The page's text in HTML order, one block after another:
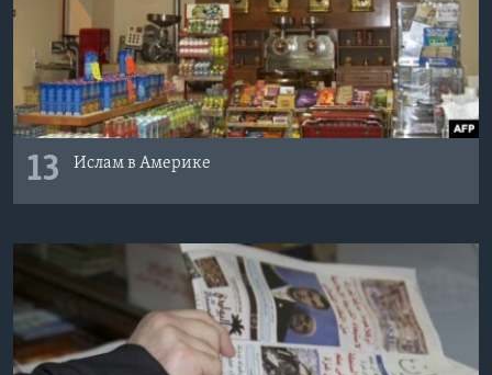
13 Ислам в Америке